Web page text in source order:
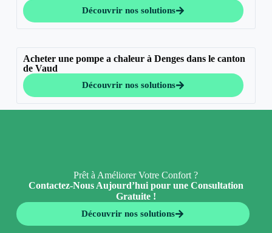
Découvrir nos solutions
Acheter une pompe a chaleur à Denges dans le canton
de Vaud
Découvrir nos solutions
Prêt à Améliorer Votre Confort ?
Contactez-Nous Aujourd’hui pour une Consultation
Gratuite !
Découvrir nos solutions